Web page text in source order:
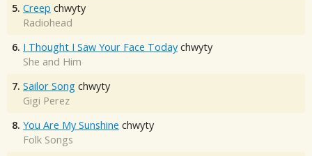
5. Creep chwyty
Radiohead
6. I Thought I Saw Your Face Today chwyty
She and Him
7. Sailor Song chwyty
Gigi Perez
8. You Are My Sunshine chwyty
Folk Songs